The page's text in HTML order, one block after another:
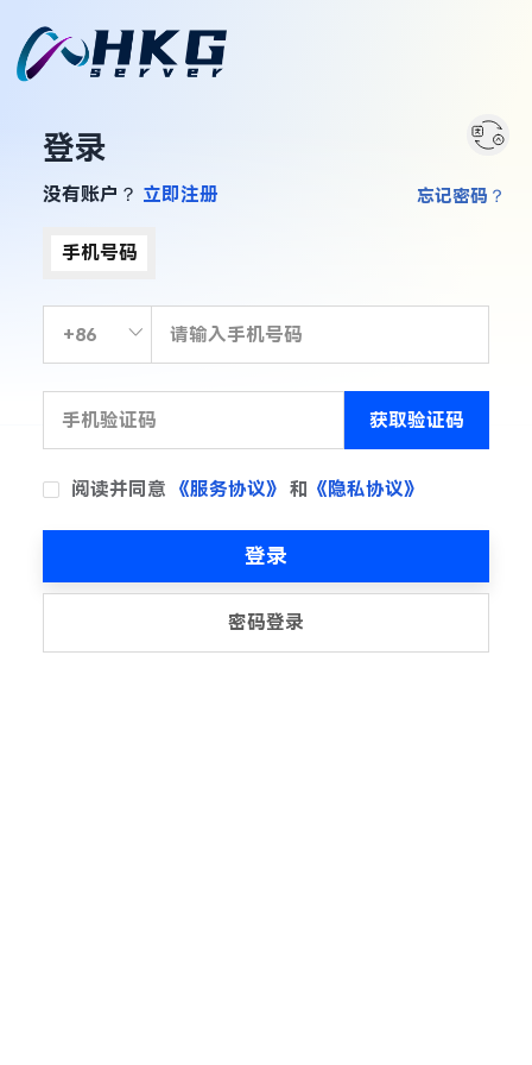
登录
没有账户？ 立即注册
手机号码
获取验证码
阅读并同意 《服务协议》 和 《隐私协议》
忘记密码？
登录
密码登录